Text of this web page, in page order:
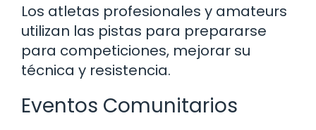
Los atletas profesionales y amateurs
utilizan las pistas para prepararse
para competiciones, mejorar su
técnica y resistencia.
Eventos Comunitarios